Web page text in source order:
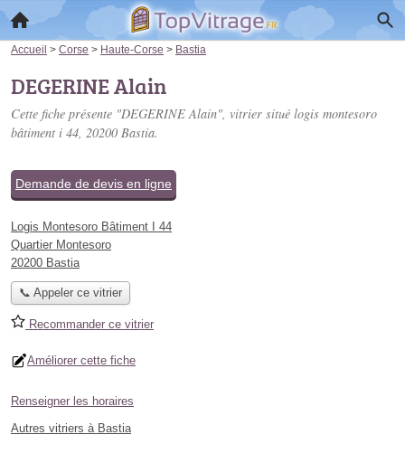
Accueil > Corse > Haute-Corse > Bastia
DEGERINE Alain
Cette fiche présente "DEGERINE Alain", vitrier situé logis montesoro
bâtiment i 44, 20200 Bastia.
Demande de devis en ligne
Logis Montesoro Bâtiment I 44
Quartier Montesoro
20200 Bastia
📞 Appeler ce vitrier
Recommander ce vitrier
Améliorer cette fiche
Renseigner les horaires
Autres vitriers à Bastia